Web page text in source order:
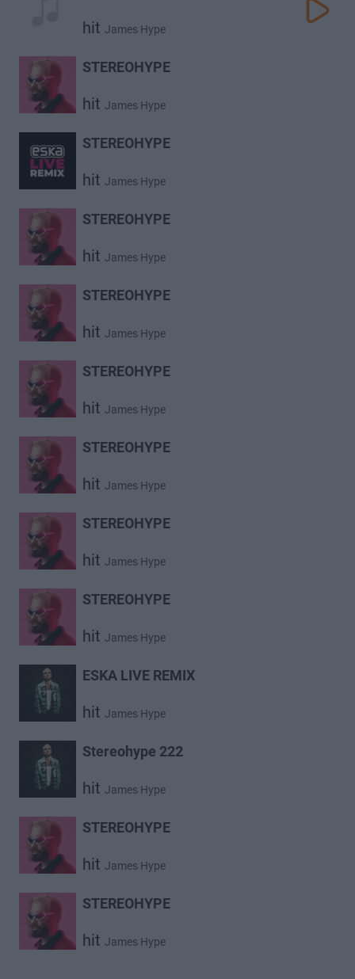
hit James Hype
STEREOHYPE
hit James Hype
STEREOHYPE
hit James Hype
STEREOHYPE
hit James Hype
STEREOHYPE
hit James Hype
STEREOHYPE
hit James Hype
STEREOHYPE
hit James Hype
STEREOHYPE
hit James Hype
STEREOHYPE
hit James Hype
ESKA LIVE REMIX
hit James Hype
Stereohype 222
hit James Hype
STEREOHYPE
hit James Hype
STEREOHYPE
hit James Hype